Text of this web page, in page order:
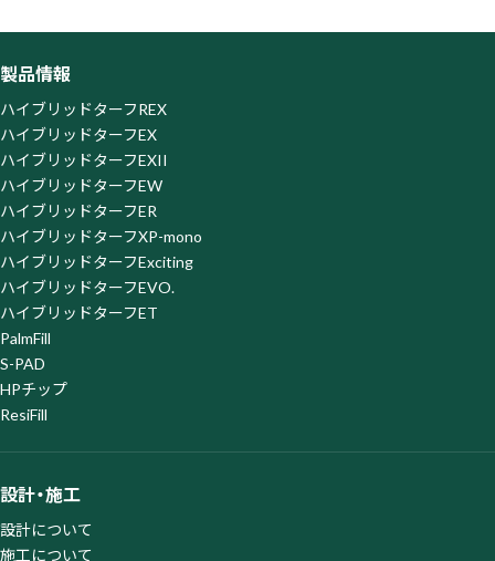
のアクセス履歴を取得・蓄積しておりますが、この取得・蓄積
プトアウトページ」よりオプトアウトを行ってください。な
お、オプトアウトがなされた場合は、当社がウェブサイト上で
提供するサービスの一部を利用できなくなる場合がございま
すので、ご了承ください。
オプトアウトページ
製品情報
ハイブリッドターフREX
ハイブリッドターフEX
ハイブリッドターフEXII
ハイブリッドターフEW
ハイブリッドターフER
ハイブリッドターフXP-mono
ハイブリッドターフExciting
ハイブリッドターフEVO.
ハイブリッドターフET
PalmFill
S-PAD
HPチップ
ResiFill
設計・施工
設計について
施工について